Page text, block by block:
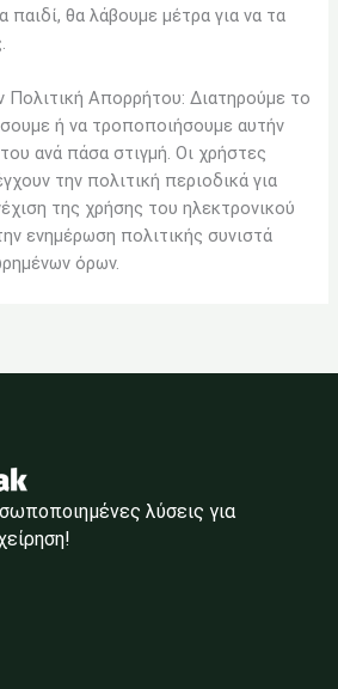
θα λάβουμε μέτρα για να τα
Πολιτική Απορρήτου: Διατηρούμε το
ή να τροποποιήσουμε αυτήν
ανά πάσα στιγμή. Οι χρήστες
την πολιτική περιοδικά για
της χρήσης του ηλεκτρονικού
ενημέρωση πολιτικής συνιστά
όρων.
λύσεις για